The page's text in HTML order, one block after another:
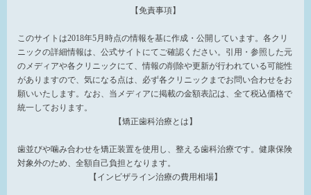
【免責事項】
このサイトは2018年5月時点の情報を基に作成・公開しています。各クリ
ニックの詳細情報は、公式サイトにてご確認ください。引用・参照した元
のメディアや各クリニックにて、情報の削除や更新が行われている可能性
がありますので、気になる点は、必ず各クリニックまでお問い合わせをお
願いいたします。なお、当メディアに掲載の金額表記は、全て税込価格で
統一しております。
【矯正歯科治療とは】
歯並びや噛み合わせを矯正装置を使用し、整える歯科治療です。健康保険
対象外のため、全額自己負担となります。
【インビザライン治療の費用相場】